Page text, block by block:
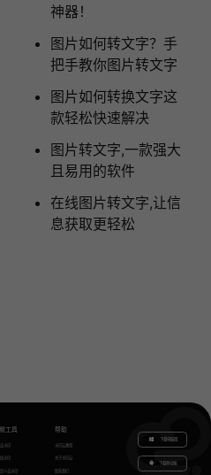
神器！
图片如何转文字？手
把手教你图片转文字
图片如何转换文字这
款轻松快速解决
图片转文字,一款强大
且易用的软件
在线图片转文字,让信
息获取更轻松
工具
去水印
加水印
怎么去水印
帮助
水印云教程
关于水印云
联系我们
下载电脑版
下载移动端